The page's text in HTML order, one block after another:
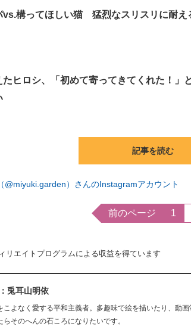
vs.構ってほしい猫 猛烈なスリスリに耐え
たヒロシ、「初めて寄ってきてくれた！
記事を読む
@miyuki.garden）さんのInstagramアカウント
前のページ 1
リエイトプログラムによる収益を得ています
兎耳山明依
こよなく愛する平和主義者。多趣味で絵を描いたり、動
らそのへんの石ころになりたいです。